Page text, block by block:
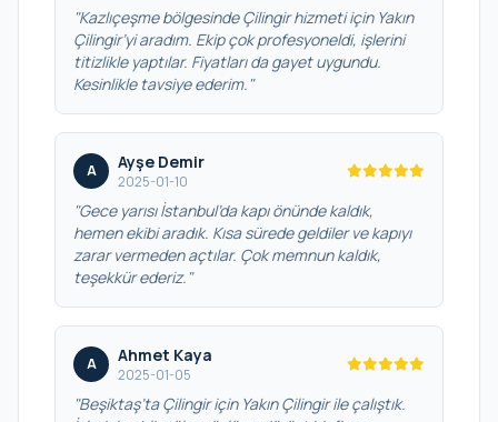
"Kazlıçeşme bölgesinde Çilingir hizmeti için Yakın
Çilingir’yi aradım. Ekip çok profesyoneldi, işlerini
titizlikle yaptılar. Fiyatları da gayet uygundu.
Kesinlikle tavsiye ederim."
A Ayşe Demir
2025-01-10
"Gece yarısı İstanbul’da kapı önünde kaldık,
hemen ekibi aradık. Kısa sürede geldiler ve kapıyı
zarar vermeden açtılar. Çok memnun kaldık,
teşekkür ederiz."
A Ahmet Kaya
2025-01-05
"Beşiktaş’ta Çilingir için Yakın Çilingir ile çalıştık.